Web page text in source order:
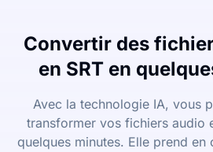
Convertir des
en SRT en
Avec la technologie IA, vous
transformer vos fichiers audio
quelques minutes. Elle prend en